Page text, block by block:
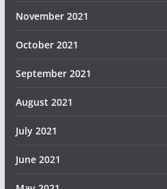
November 2021
October 2021
September 2021
August 2021
July 2021
June 2021